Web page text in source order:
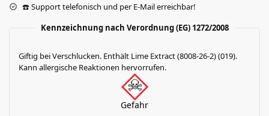
☎️ Support telefonisch und per E-Mail erreichbar!
Kennzeichnung nach Verordnung (EG) 1272/2008
Giftig bei Verschlucken. Enthält Lime Extract (8008-26-2) (019).
Kann allergische Reaktionen hervorrufen.
Gefahr